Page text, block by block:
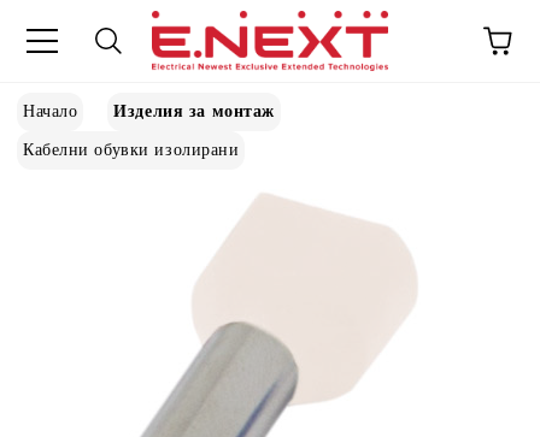
Начало Изделия за монтаж
Кабелни обувки изолирани